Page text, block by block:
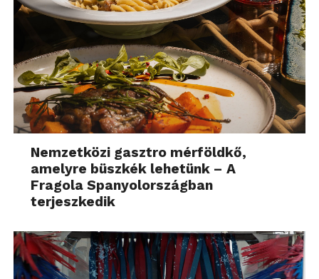
Nemzetközi gasztro mérföldkő,
amelyre büszkék lehetünk – A
Fragola Spanyolországban
terjeszkedik